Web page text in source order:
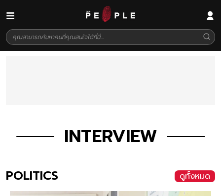
INTERVIEW
POLITICS ดูทั้งหมด